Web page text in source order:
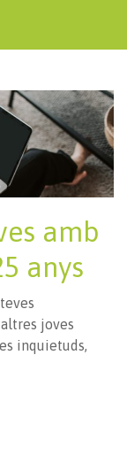
amb
anys
joves
inquietuds,